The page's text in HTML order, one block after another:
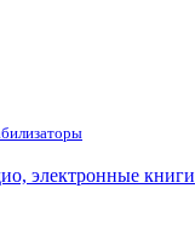
электронные книги